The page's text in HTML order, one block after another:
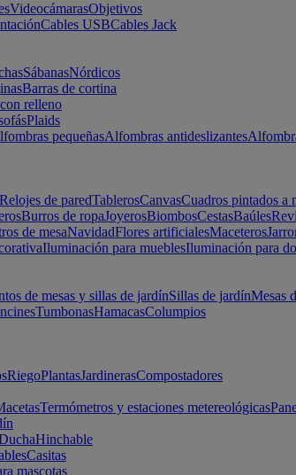
VideocámarasObjetivos
Cables USBCables Jack
SábanasNórdicos
Barras de cortina
relleno
Plaids
pequeñasAlfombras antideslizantes
Relojes de paredTablerosCanvasCuadros pintados a
Burros de ropaJoyerosBiombosCestasBaúles
de mesaNavidadFlores artificialesMaceteros
Iluminación para mueblesIluminación para
de mesas y sillas de jardínSillas de jardínMesas
TumbonasHamacasColumpios
RiegoPlantasJardinerasCompostadores
Termómetros y estaciones metereológicas
Hinchable
Casitas
mascotas